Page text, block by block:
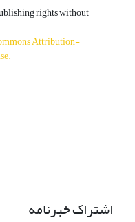
rights without
Attribution-
.
اشتراک خبرنامه